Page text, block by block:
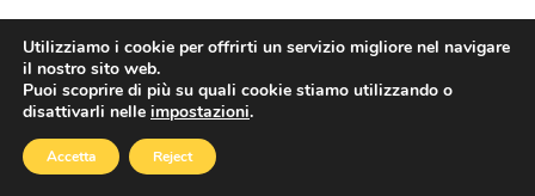
Utilizziamo i cookie per offrirti un servizio migliore nel navigare
il nostro sito web.
Puoi scoprire di più su quali cookie stiamo utilizzando o
disattivarli nelle impostazioni.
Accetta Reject